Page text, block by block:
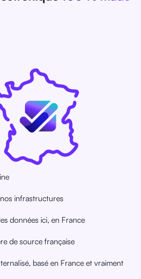
infrastructures
données ici, en France
de source française
basé en France et vraiment